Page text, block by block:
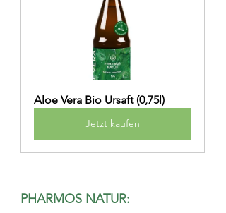
Aloe Vera Bio Ursaft (0,75l)
Jetzt kaufen
PHARMOS NATUR: